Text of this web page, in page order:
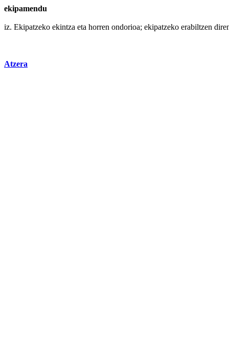
ekipamendu
iz. Ekipatzeko ekintza eta horren ondorioa; ekipatzeko erabiltzen
Atzera